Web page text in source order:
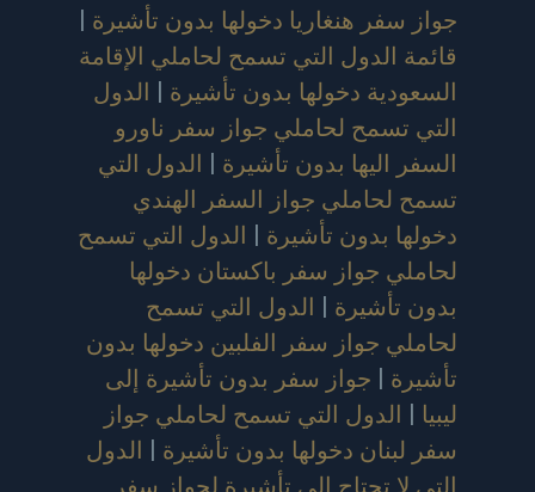
جواز سفر هنغاريا دخولها بدون تأشيرة |
قائمة الدول التي تسمح لحاملي الإقامة
السعودية دخولها بدون تأشيرة | الدول
التي تسمح لحاملي جواز سفر ناورو
السفر اليها بدون تأشيرة | الدول التي
تسمح لحاملي جواز السفر الهندي
دخولها بدون تأشيرة | الدول التي تسمح
لحاملي جواز سفر باكستان دخولها
بدون تأشيرة | الدول التي تسمح
لحاملي جواز سفر الفلبين دخولها بدون
تأشيرة | جواز سفر بدون تأشيرة إلى
ليبيا | الدول التي تسمح لحاملي جواز
سفر لبنان دخولها بدون تأشيرة | الدول